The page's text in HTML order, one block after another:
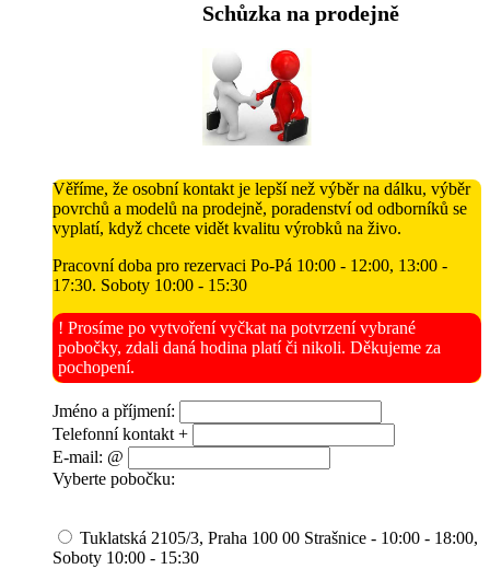
Schůzka na prodejně
Věříme, že osobní kontakt je lepší než výběr na dálku, výběr
povrchů a modelů na prodejně, poradenství od odborníků se
vyplatí, když chcete vidět kvalitu výrobků na živo.
Pracovní doba pro rezervaci Po-Pá 10:00 - 12:00, 13:00 -
17:30. Soboty 10:00 - 15:30
! Prosíme po vytvoření vyčkat na potvrzení vybrané
pobočky, zdali daná hodina platí či nikoli. Děkujeme za
pochopení.
Jméno a příjmení:
Telefonní kontakt +
E-mail: @
Vyberte pobočku:
Tuklatská 2105/3, Praha 100 00 Strašnice - 10:00 - 18:00,
Soboty 10:00 - 15:30